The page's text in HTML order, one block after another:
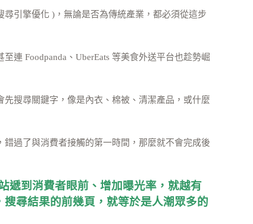
引擎優化 )，無論是否為傳統產業，都必須從這步
Foodpanda、UberEats 等美食外送平台也趁勢崛
搜尋關鍵字，像是內衣、棉被、清潔產品，或什麼
過了與消費者接觸的第一時間，那麼就不會完成後
遞到消費者眼前、增加曝光率，就越有
尋結果的前幾頁，就等於是人潮眾多的